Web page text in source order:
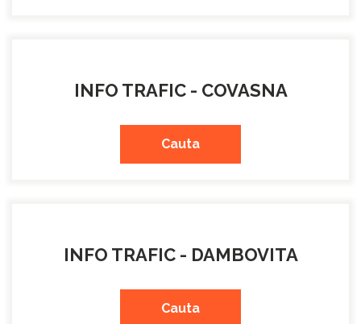
INFO TRAFIC - COVASNA
Cauta
INFO TRAFIC - DAMBOVITA
Cauta